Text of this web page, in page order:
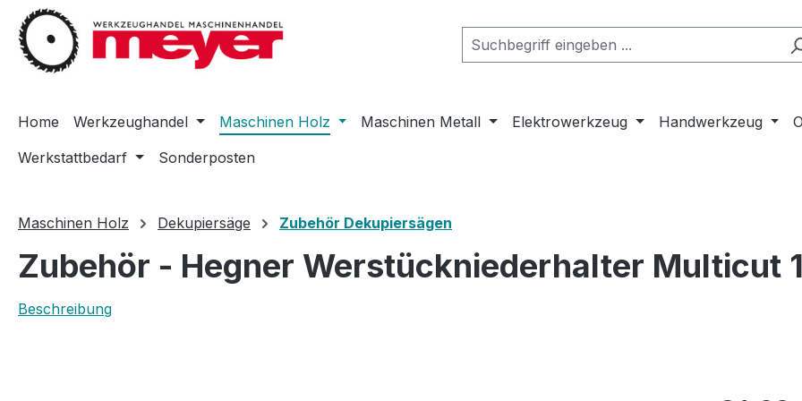
Hauptinhalt springen
Zur Suche springen
Zur Hauptnavigation springen
Home Werkzeughandel Maschinen Holz Maschinen Metall Elektrowerkzeug Handwerkzeug
Werkstattbedarf
Sonderposten
Maschinen Holz Dekupiersäge Zubehör Dekupiersägen
Zubehör - Hegner Werstückniederhalter Multicut 1
Beschreibung